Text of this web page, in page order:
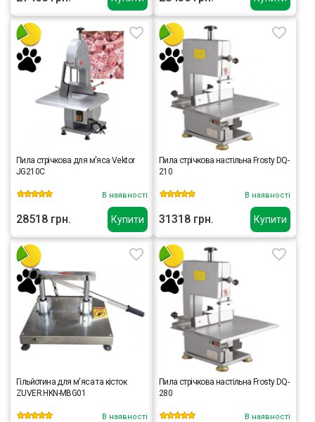
Купити
Пила стрічкова для м'яса Vektor
JG210C
В наявності
28518 грн. Купити
Пила стрічкова настільна Frosty DQ-
210
В наявності
31318 грн.
Гільйотина для м'яса та кісток
ZUVER HKN-MBG01
В наявності
Пила стрічкова настільна Frosty DQ-
280
В наявності